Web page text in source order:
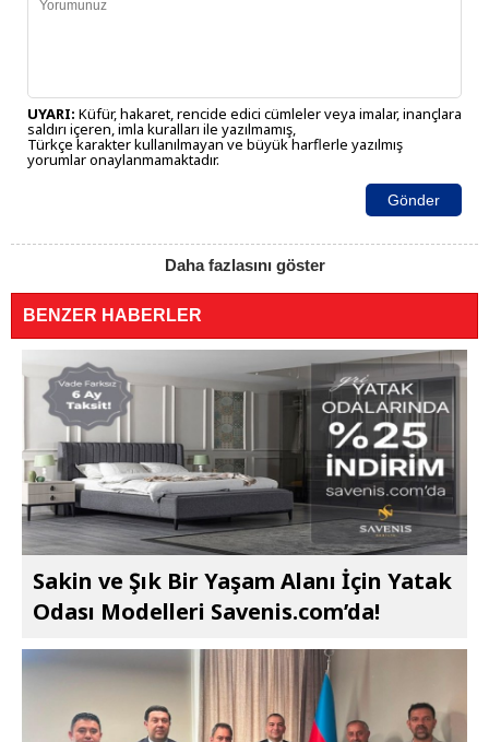
UYARI: Küfür, hakaret, rencide edici cümleler veya imalar, inançlara
saldırı içeren, imla kuralları ile yazılmamış,
Türkçe karakter kullanılmayan ve büyük harflerle yazılmış
yorumlar onaylanmamaktadır.
Gönder
Daha fazlasını göster
BENZER HABERLER
Sakin ve Şık Bir Yaşam Alanı İçin Yatak
Odası Modelleri Savenis.com’da!